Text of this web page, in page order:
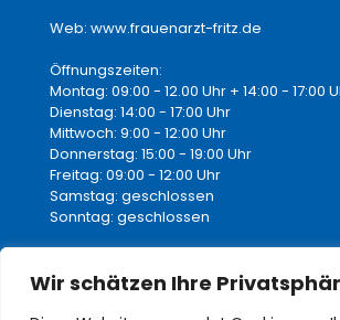
Wir schätzen Ihre
Web: www.frauenarzt-fritz.de
Öffnungszeiten:
Montag: 09:00 - 12.00 Uhr + 14:00 - 17:00
Dienstag: 14:00 - 17:00 Uhr
Mittwoch: 9:00 - 12:00 Uhr
Donnerstag: 15:00 - 19:00 Uhr
Freitag: 09:00 - 12:00 Uhr
Samstag: geschlossen
Sonntag: geschlossen